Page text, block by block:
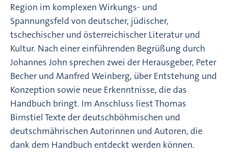
Region im komplexen Wirkungs- und
Spannungsfeld von deutscher, jüdischer,
tschechischer und österreichischer Literatur und
Kultur. Nach einer einführenden Begrüßung durch
Johannes John sprechen zwei der Herausgeber, Peter
Becher und Manfred Weinberg, über Entstehung und
Konzeption sowie neue Erkenntnisse, die das
Handbuch bringt. Im Anschluss liest Thomas
Birnstiel Texte der deutschböhmischen und
deutschmährischen Autorinnen und Autoren, die
dank dem Handbuch entdeckt werden können.